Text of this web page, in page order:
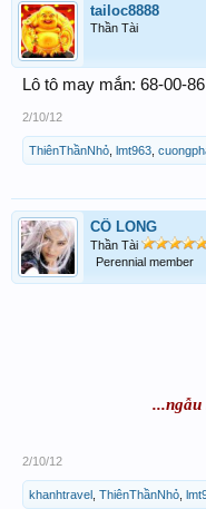
tailoc8888
Thần Tài
Lô tô may mắn: 68-00-86
2/10/12
ThiênThầnNhỏ lmt963
CÔ LONG
Thần Tài
Perennial member
...ngẫu
2/10/12
khanhtravel ThiênThầnNhỏ